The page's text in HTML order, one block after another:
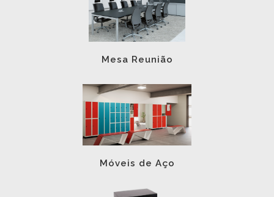
Mesa Reunião
Móveis de Aço